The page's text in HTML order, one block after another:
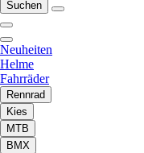
Suchen
Neuheiten
Helme
Fahrräder
Rennrad
Kies
MTB
BMX